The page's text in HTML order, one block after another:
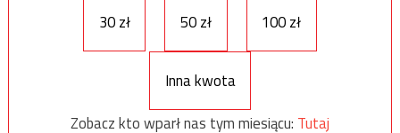
30 zł
50 zł 100 zł
Inna kwota
Zobacz kto wparł nas tym miesiącu: Tutaj